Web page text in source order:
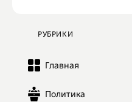
РУБРИКИ
Главная
Политика